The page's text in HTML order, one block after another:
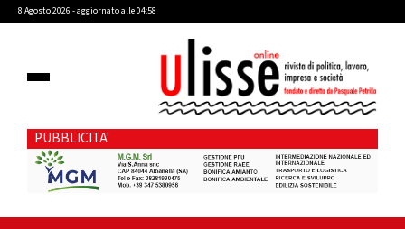
8 Agosto 2026 - aggiornato alle 04:58
PUBBLICITA'